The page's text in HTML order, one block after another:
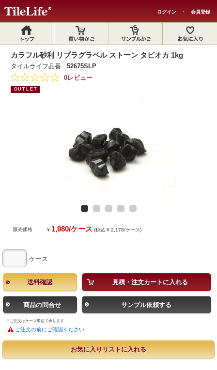
ログイン ・ 会員登録
カラフル砂利 リプラグラベル ストーン タピオカ 1kg
タイルライフ品番 :52675SLP
0レビュー
OUTLET
販売価格 ¥ 1,980/ケース (税込 ¥ 2,178/ケース)
ケース
送料確認 見積・注文カートに入れる
商品の問合せ サンプル依頼する
* ご注文はケース単位で承ります
ご注文の前にご確認ください
お気に入りリストに入れる